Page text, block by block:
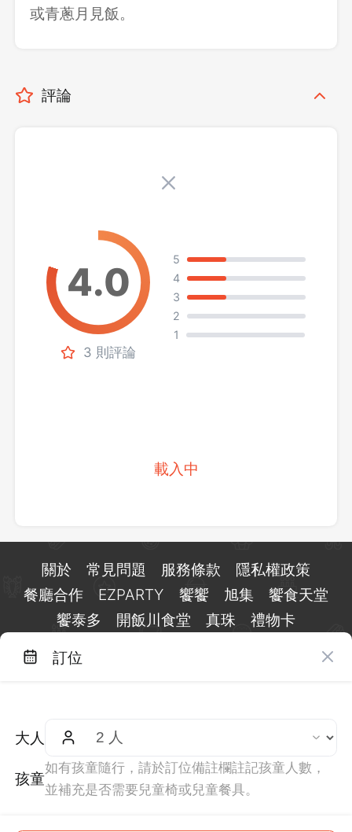
或青蔥月見飯。
評論
3 則評論
5
4
3
2
1
載入中
訂位
大人
孩童
如有孩童隨行，請於訂位備註欄註記孩童人數，
並補充是否需要兒童椅或兒童餐具。
關於 常見問題 服務條款
隱私權政策
餐廳合作
EZPARTY 饗饗 旭集
饗食天堂
饗泰多
開飯川食堂 真珠 禮物卡
週一至週日 10:00 至 18:00（國定假日除外）
統編：29084823